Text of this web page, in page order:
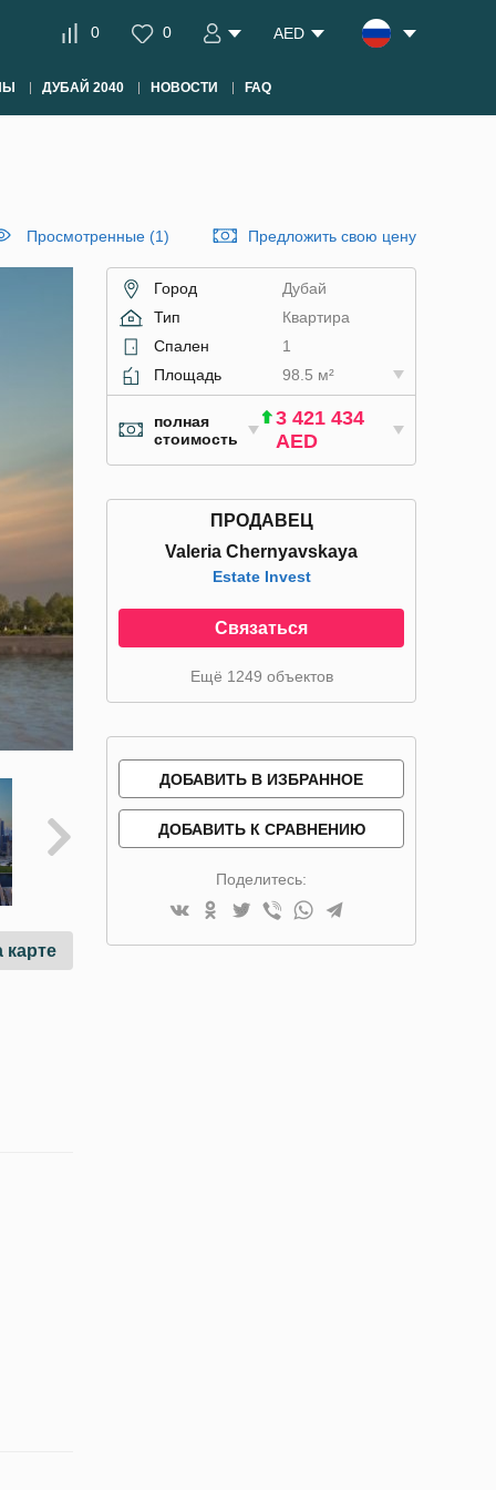
0 0 AED
ДУБАЙ 2040 НОВОСТИ FAQ
Просмотренные (1) Предложить свою цену
карте
Город
Дубай
Тип
Квартира
Спален
1
Площадь
98.5 м²
полная
стоимость
3 421 434
AED
ПРОДАВЕЦ
Valeria Chernyavskaya
Estate Invest
Связаться
Ещё 1249 объектов
ДОБАВИТЬ В ИЗБРАННОЕ
ДОБАВИТЬ К СРАВНЕНИЮ
Поделитесь: